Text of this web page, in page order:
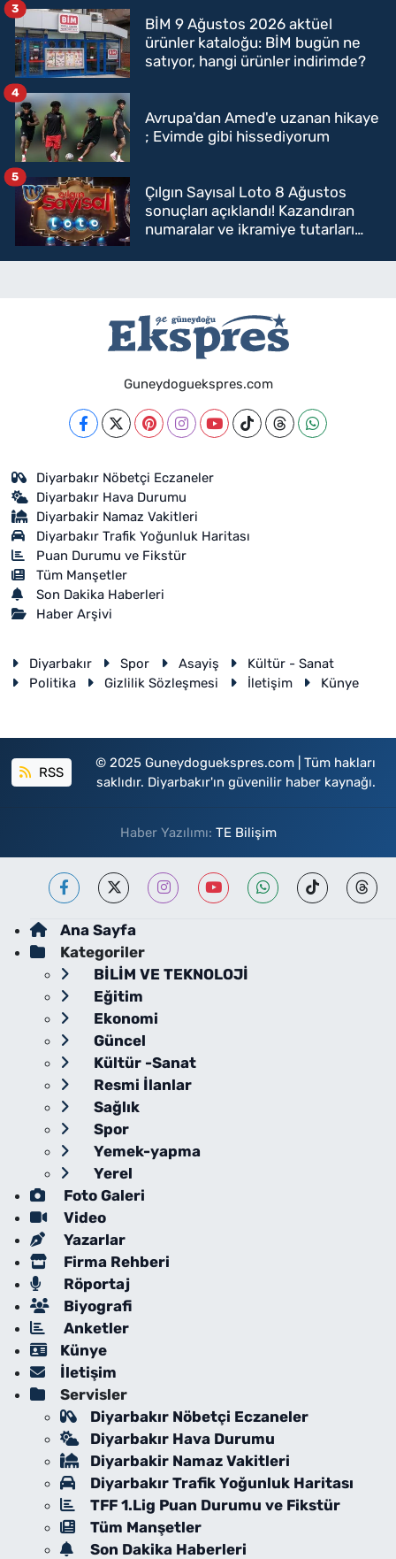
BİM 9 Ağustos 2026 aktüel
ürünler kataloğu: BİM bugün ne
satıyor, hangi ürünler indirimde?
3
Avrupa'dan Amed'e uzanan hikaye
; Evimde gibi hissediyorum
4
Çılgın Sayısal Loto 8 Ağustos
sonuçları açıklandı! Kazandıran
numaralar ve ikramiye tutarları
5
Guneydoguekspres.com
Diyarbakır Nöbetçi Eczaneler
Diyarbakır Hava Durumu
Diyarbakir Namaz Vakitleri
Diyarbakır Trafik Yoğunluk Haritası
Puan Durumu ve Fikstür
Tüm Manşetler
Son Dakika Haberleri
Haber Arşivi
Diyarbakır Spor Asayiş
Kültür - Sanat
Politika
Gizlilik Sözleşmesi İletişim Künye
RSS
© 2025 Guneydoguekspres.com | Tüm hakları
saklıdır. Diyarbakır'ın güvenilir haber kaynağı.
Haber Yazılımı: TE Bilişim
Ana Sayfa
Kategoriler
BİLİM VE TEKNOLOJİ
Eğitim
Ekonomi
Güncel
Kültür -Sanat
Resmi İlanlar
Sağlık
Spor
Yemek-yapma
Yerel
Foto Galeri
Video
Yazarlar
Firma Rehberi
Röportaj
Biyografi
Anketler
Künye
İletişim
Servisler
Diyarbakır Nöbetçi Eczaneler
Diyarbakır Hava Durumu
Diyarbakir Namaz Vakitleri
Diyarbakır Trafik Yoğunluk Haritası
TFF 1.Lig Puan Durumu ve Fikstür
Tüm Manşetler
Son Dakika Haberleri